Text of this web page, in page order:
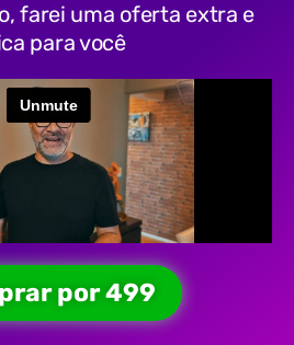
farei uma oferta extra e
para você
por 499